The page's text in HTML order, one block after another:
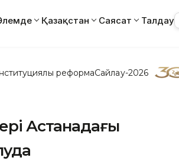
Қазақстан Саясат Талдау
реформаСайлау-2026
Астанадағы